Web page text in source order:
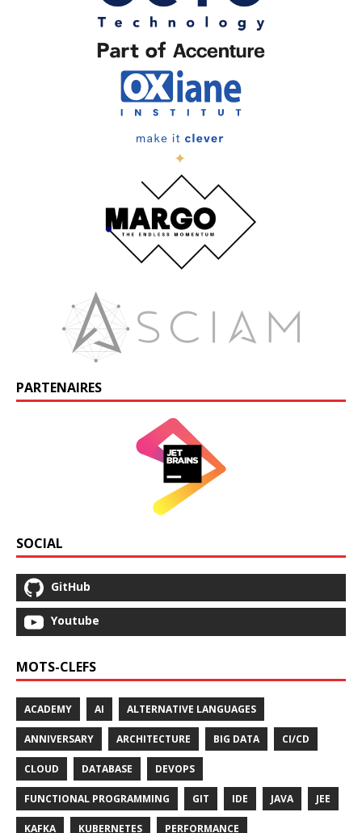
PARTENAIRES
SOCIAL
GitHub
Youtube
MOTS-CLEFS
ACADEMY AI ALTERNATIVE LANGUAGES
ANNIVERSARY ARCHITECTURE BIG DATA CI/CD
CLOUD DATABASE DEVOPS
FUNCTIONAL PROGRAMMING GIT IDE JAVA JEE
KAFKA KUBERNETES PERFORMANCE